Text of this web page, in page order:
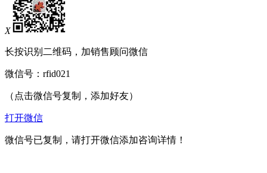
X
长按识别二维码，加销售顾问微信
微信号： rfid021
（点击微信号复制，添加好友）
打开微信
微信号已复制，请打开微信添加咨询详情！